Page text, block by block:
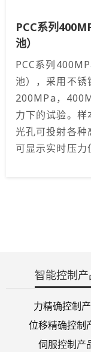
PCC系列
池）
PCC系列
池），采用不锈
200MPa，
力下的试验。
光孔可投射各种
可显示实时压力
智能控制产
力精确控制
位移精确控制
伺服控制产